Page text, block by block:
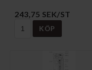
243,75 SEK/ST
KÖP